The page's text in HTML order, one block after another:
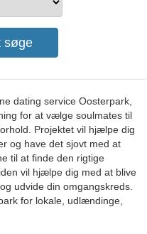
dating service Oosterpark,
for at vælge soulmates til
Projektet vil hjælpe dig
og have det sjovt med at
til at finde den rigtige
vil hjælpe dig med at blive
udvide din omgangskreds.
for lokale, udlændinge,